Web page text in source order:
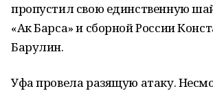
пропустил свою единственную
«Ак Барса» и сборной России
Барулин.
Уфа провела разящую атаку.